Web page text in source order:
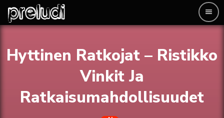
menu
Hyttinen Ratkojat – Ristikko
Vinkit Ja
Ratkaisumahdollisuudet